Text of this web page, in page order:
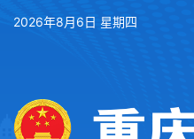
2026年8月6日 星期四